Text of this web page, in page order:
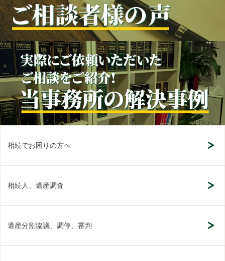
相続でお困りの方へ
相続人、遺産調査
遺産分割協議、調停、審判